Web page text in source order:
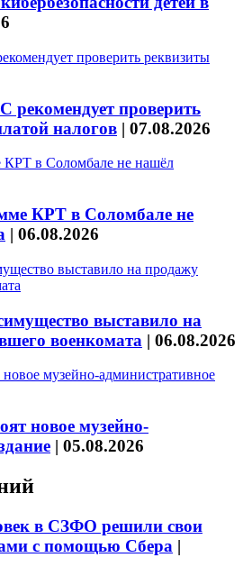
рекомендует проверить
налогов | 07.08.2026
КРТ в Соломбале не
| 06.08.2026
выставило на
военкомата | 06.08.2026
новое музейно-
| 05.08.2026
в СЗФО решили свои
с помощью Сбера |